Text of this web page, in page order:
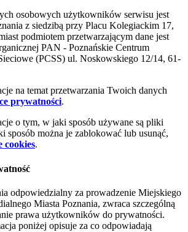
osobowych użytkowników serwisu jest
z siedzibą przy Placu Kolegiackim 17,
podmiotem przetwarzającym dane jest
PAN - Poznańskie Centrum
(PCSS) ul. Noskowskiego 12/14, 61-
na temat przetwarzania Twoich danych
prywatności.
o tym, w jaki sposób używane są pliki
sposób można je zablokować lub usunąć,
cookies.
odpowiedzialny za prowadzenie Miejskiego
Miasta Poznania, zwraca szczególną
prawa użytkowników do prywatności.
poniżej opisuje za co odpowiadają